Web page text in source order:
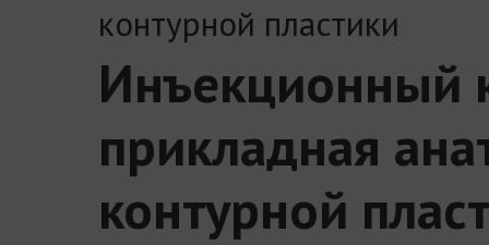
контурной пластики
Инъекционный
прикладная
контурной